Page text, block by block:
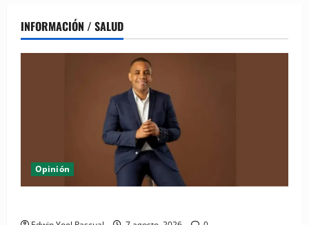
INFORMACIÓN / SALUD
Opinión